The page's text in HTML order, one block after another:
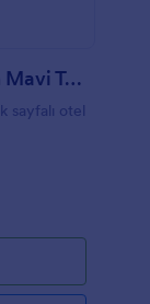
Otel Rezervasyon Formu Derin Mavi Tema
sayfalı otel